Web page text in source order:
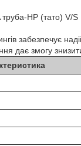
НР (тато) V/S
забезпечує
дає змогу